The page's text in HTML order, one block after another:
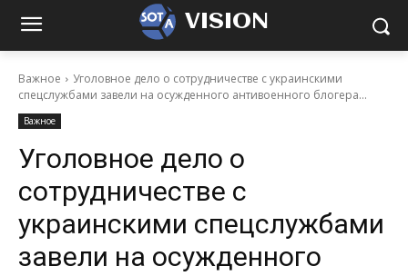
VISION
Важное
Уголовное дело о сотрудничестве с украинскими
спецслужбами завели на осужденного антивоенного блогера...
Важное
Уголовное дело о
сотрудничестве с
украинскими спецслужбами
завели на осужденного